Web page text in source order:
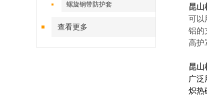
螺旋钢带防护套
查看更多
昆山
可以
铝的
高护
昆山
广
炽热